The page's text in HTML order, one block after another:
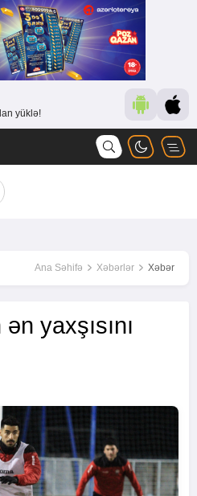
yüklə!
Ana Səhifə Xəbərlər Xəbər
yaxşısını